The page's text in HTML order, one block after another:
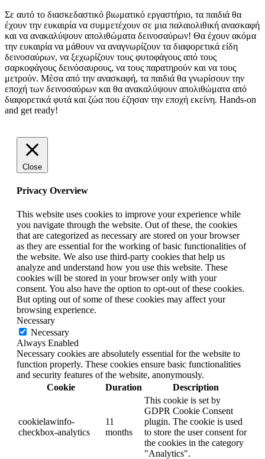
Σε αυτό το διασκεδαστικό βιωματικό εργαστήριο, τα παιδιά θα
έχουν την ευκαιρία να συμμετέχουν σε μια παλαιολιθική ανασκαφή
και να ανακαλύψουν απολιθώματα δεινοσαύρων! Θα έχουν ακόμα
την ευκαιρία να μάθουν να αναγνωρίζουν τα διαφορετικά είδη
δεινοσαύρων, να ξεχωρίζουν τους φυτοφάγους από τους
σαρκοφάγους δεινόσαυρους, να τους παρατηρούν και να τους
μετρούν. Μέσα από την ανασκαφή, τα παιδιά θα γνωρίσουν την
εποχή των δεινοσαύρων και θα ανακαλύψουν απολιθώματα από
διαφορετικά φυτά και ζώα που έζησαν την εποχή εκείνη. Hands-on
and get ready!
Close
Privacy Overview
This website uses cookies to improve your experience while
you navigate through the website. Out of these, the cookies
that are categorized as necessary are stored on your browser
as they are essential for the working of basic functionalities of
the website. We also use third-party cookies that help us
analyze and understand how you use this website. These
cookies will be stored in your browser only with your
consent. You also have the option to opt-out of these cookies.
But opting out of some of these cookies may affect your
browsing experience.
Necessary
Necessary
Always Enabled
Necessary cookies are absolutely essential for the website to
function properly. These cookies ensure basic functionalities
and security features of the website, anonymously.
Cookie
Duration Description
cookielawinfo-
checkbox-analytics
11
months
This cookie is set by
GDPR Cookie Consent
plugin. The cookie is used
to store the user consent for
the cookies in the category
"Analytics".